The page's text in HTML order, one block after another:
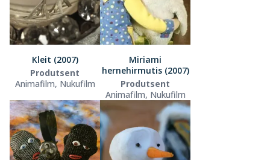
Kleit (2007)
Produtsent
Animafilm, Nukufilm
Miriami
hernehirmutis (2007)
Produtsent
Animafilm, Nukufilm